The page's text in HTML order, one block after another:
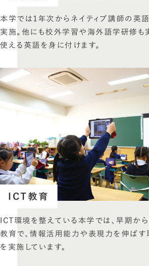
本学では1年次からネイティブ講師の英
実施。他にも校外学習や海外語学研修も実
使える英語を身に付けます。
ICT教育
ICT環境を整えている本学では、早期か
教育で、情報活用能力や表現力を伸ばす
を実施しています。